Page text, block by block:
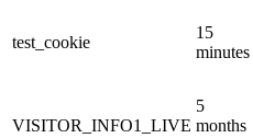
test_cookie
15
minutes
VISITOR_INFO1_LIVE
5
months